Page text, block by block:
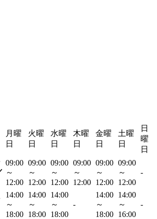
月曜
日
火曜
日
水曜
日
木曜
日
金曜
日
土曜
日
日
曜
日
09:00
～
12:00
09:00
～
12:00
09:00
～
12:00
09:00
～
12:00
09:00
～
12:00
09:00
～
12:00
-
14:00
～
18:00
14:00
～
18:00
14:00
～
18:00
-
14:00
～
18:00
14:00
～
16:00
-